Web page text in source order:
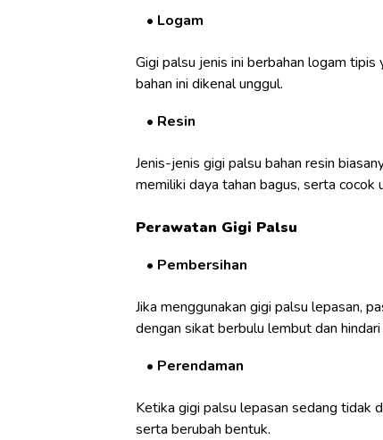
Logam
Gigi palsu jenis ini berbahan logam tipis
bahan ini dikenal unggul.
Resin
Jenis-jenis gigi palsu bahan resin
memiliki daya tahan bagus, serta
Perawatan Gigi Palsu
Pembersihan
Jika menggunakan gigi palsu lepasan,
dengan sikat berbulu lembut dan
Perendaman
Ketika gigi palsu lepasan sedang tidak
serta berubah bentuk.